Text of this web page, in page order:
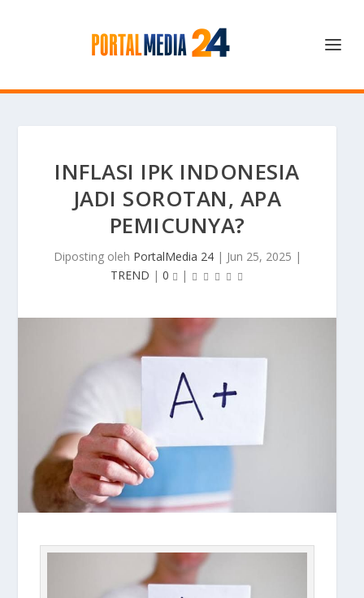
INFLASI IPK INDONESIA
JADI SOROTAN, APA
PEMICUNYA?
Diposting oleh PortalMedia 24| Jun 25, 2025 |
TREND | 0 |